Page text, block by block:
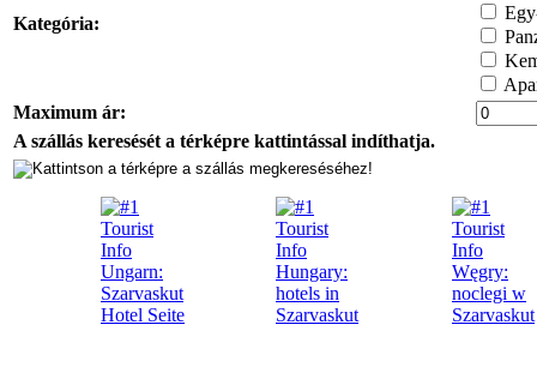
Kategória:
Maximum ár:
A szállás keresését a térképre kattintással indíthatja.